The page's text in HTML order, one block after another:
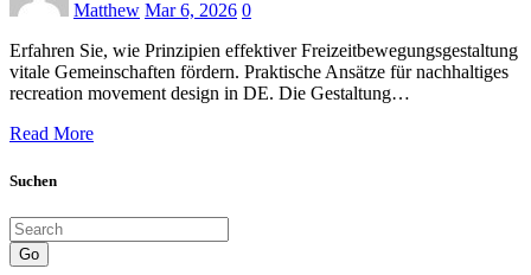
Matthew Mar 6, 2026 0
Erfahren Sie, wie Prinzipien effektiver Freizeitbewegungsgestaltung
vitale Gemeinschaften fördern. Praktische Ansätze für nachhaltiges
recreation movement design in DE. Die Gestaltung…
Read More
Suchen
Go